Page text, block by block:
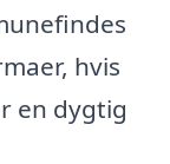
hvis
en dygtig